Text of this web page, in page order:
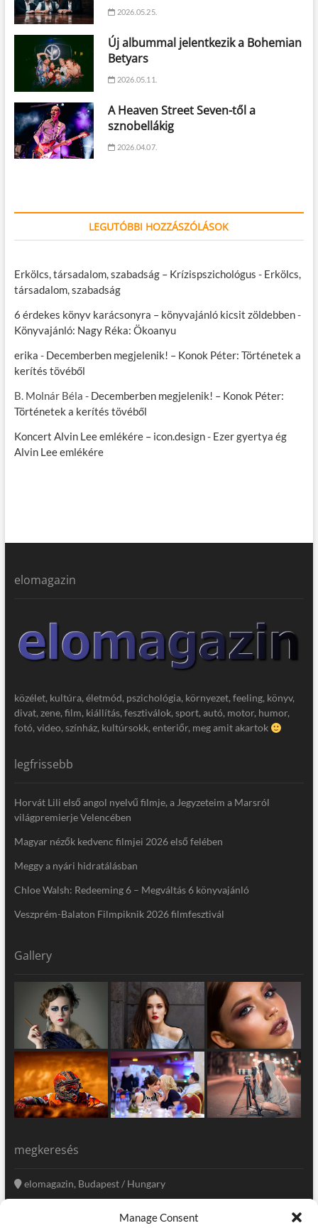
Manage Consent
2026.05.25.
Új albummal jelentkezik a Bohemian
Betyars
2026.05.11.
A Heaven Street Seven-től a
sznobellákig
2026.04.07.
LEGUTÓBBI HOZZÁSZÓLÁSOK
Erkölcs, társadalom, szabadság – Krízispszichológus - Erkölcs,
társadalom, szabadság
6 érdekes könyv karácsonyra – könyvajánló kicsit zöldebben-
Könyvajánló: Nagy Réka: Ökoanyu
erika - Decemberben megjelenik! – Konok Péter: Történetek a
kerítés tövéből
B. Molnár Béla - Decemberben megjelenik! – Konok Péter:
Történetek a kerítés tövéből
Koncert Alvin Lee emlékére – icon.design- Ezer gyertya ég
Alvin Lee emlékére
elomagazin
közélet, kultúra, életmód, pszichológia, környezet, feeling, könyv,
divat, zene, film, kiállítás, fesztiválok, sport, autó, motor, humor,
fotó, video, színház, kultúrsokk, enteriőr, meg amit akartok
legfrissebb
Horvát Lili első angol nyelvű filmje, a Jegyzeteim a Marsról
világpremierje Velencében
Magyar nézők kedvenc filmjei 2026 első felében
Meggy a nyári hidratálásban
Chloe Walsh: Redeeming 6 – Megváltás 6 könyvajánló
Veszprém-Balaton Filmpiknik 2026 filmfesztivál
Gallery
megkeresés
elomagazin, Budapest / Hungary